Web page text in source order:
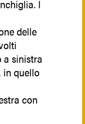
sede
Pietro,
venne
ordini
e
I
delle
a sinistra
in quello
con